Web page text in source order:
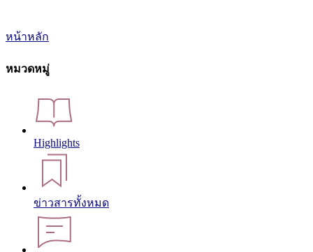
หน้าหลัก
หมวดหมู่
Highlights
ข่าวสารทั้งหมด